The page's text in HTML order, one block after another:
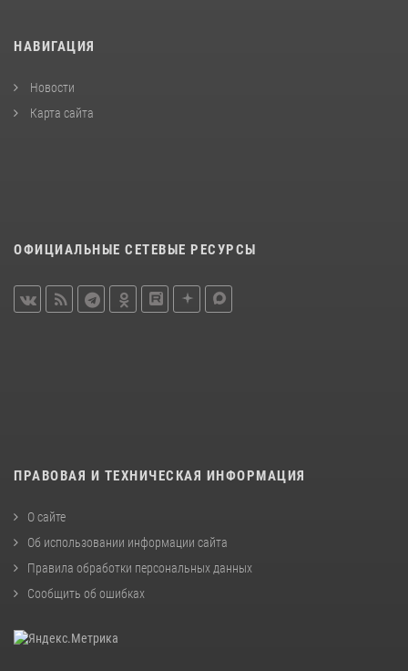
НАВИГАЦИЯ
Новости
Карта сайта
ОФИЦИАЛЬНЫЕ СЕТЕВЫЕ РЕСУРСЫ
ПРАВОВАЯ И ТЕХНИЧЕСКАЯ ИНФОРМАЦИЯ
О сайте
Об использовании информации сайта
Правила обработки персональных данных
Сообщить об ошибках